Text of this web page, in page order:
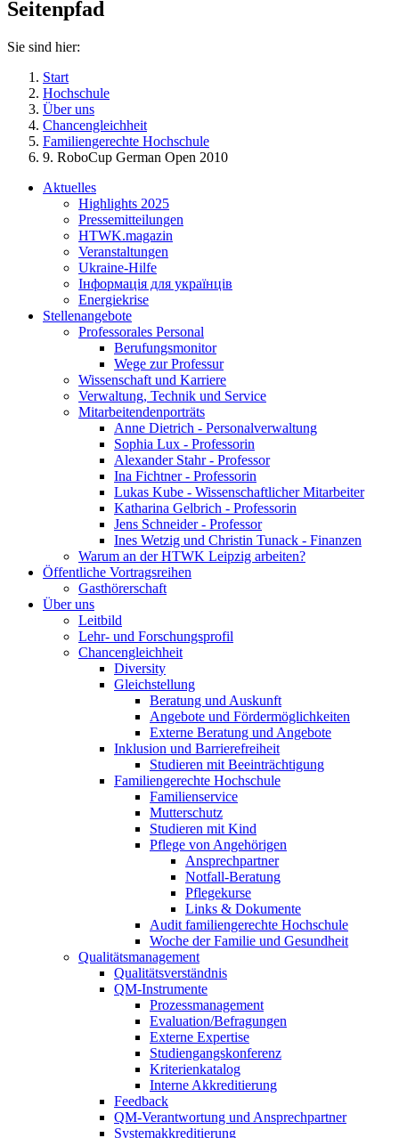
Seitenpfad
Sie sind hier:
Start
Hochschule
Über uns
Chancengleichheit
Familiengerechte Hochschule
9. RoboCup German Open 2010
Aktuelles
Highlights 2025
Pressemitteilungen
HTWK.magazin
Veranstaltungen
Ukraine-Hilfe
Інформація для українців
Energiekrise
Stellenangebote
Professorales Personal
Berufungsmonitor
Wege zur Professur
Wissenschaft und Karriere
Verwaltung, Technik und Service
Mitarbeitendenporträts
Anne Dietrich - Personalverwaltung
Sophia Lux - Professorin
Alexander Stahr - Professor
Ina Fichtner - Professorin
Lukas Kube - Wissenschaftlicher Mitarbeiter
Katharina Gelbrich - Professorin
Jens Schneider - Professor
Ines Wetzig und Christin Tunack - Finanzen
Warum an der HTWK Leipzig arbeiten?
Öffentliche Vortragsreihen
Gasthörerschaft
Über uns
Leitbild
Lehr- und Forschungsprofil
Chancengleichheit
Diversity
Gleichstellung
Beratung und Auskunft
Angebote und Fördermöglichkeiten
Externe Beratung und Angebote
Inklusion und Barrierefreiheit
Studieren mit Beeinträchtigung
Familiengerechte Hochschule
Familienservice
Mutterschutz
Studieren mit Kind
Pflege von Angehörigen
Ansprechpartner
Notfall-Beratung
Pflegekurse
Links & Dokumente
Audit familiengerechte Hochschule
Woche der Familie und Gesundheit
Qualitätsmanagement
Qualitätsverständnis
QM-Instrumente
Prozessmanagement
Evaluation/Befragungen
Externe Expertise
Studiengangskonferenz
Kriterienkatalog
Interne Akkreditierung
Feedback
QM-Verantwortung und Ansprechpartner
Systemakkreditierung